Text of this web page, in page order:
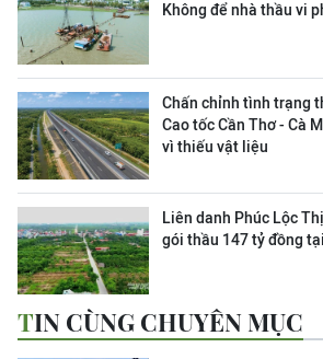
Không để nhà thầu vi
Chấn chỉnh tình trạng
Cao tốc Cần Thơ - Cà
vì thiếu vật liệu
Liên danh Phúc Lộc
gói thầu 147 tỷ đồng
TIN CÙNG CHUYÊN MỤC